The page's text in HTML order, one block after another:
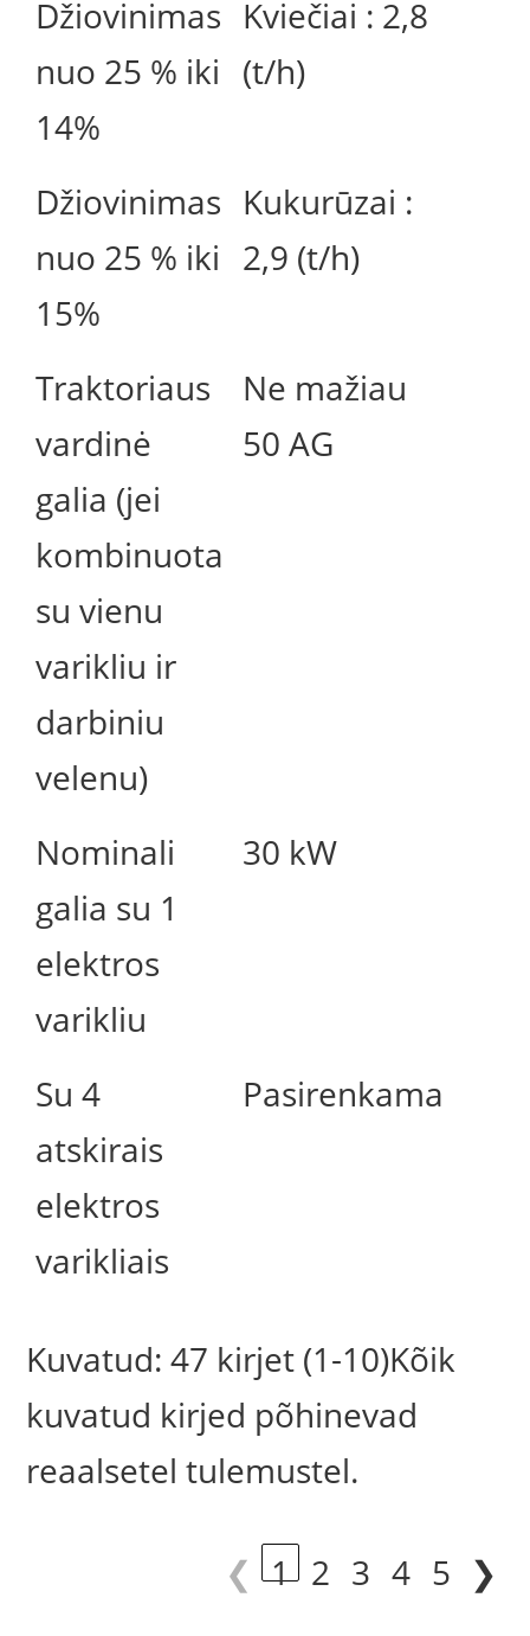
Džiovinimas
nuo 25 % iki
14%
Kviečiai : 2,8
(t/h)
Džiovinimas
nuo 25 % iki
15%
Kukurūzai :
2,9 (t/h)
Traktoriaus
vardinė
galia (jei
kombinuota
su vienu
varikliu ir
darbiniu
velenu)
Ne mažiau
50 AG
Nominali
galia su 1
elektros
varikliu
30 kW
Su 4
atskirais
elektros
varikliais
Pasirenkama
Kuvatud: 47 kirjet (1-10)Kõik
kuvatud kirjed põhinevad
reaalsetel tulemustel.
❮ 1 2 3 4 5 ❯